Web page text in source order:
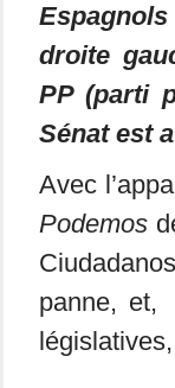
droite
PP (parti
Sénat est
Avec
Podemos
panne, et,